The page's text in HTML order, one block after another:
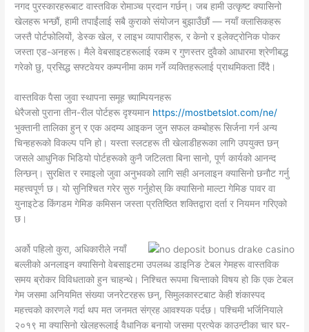
नगद पुरस्कारहरूबाट वास्तविक रोमाञ्च प्रदान गर्छन्। जब हामी उत्कृष्ट क्यासिनो
खेलहरू भन्छौं, हामी तपाईंलाई सबै कुराको संयोजन बुझाउँछौं — नयाँ क्लासिकहरू
जस्तै पोर्टफोलियों, डेस्क खेल, र लाइभ व्यापारीहरू, र केनो र इलेक्ट्रोनिक पोकर
जस्ता एड-अनहरू। मैले वेबसाइटहरूलाई रकम र गुणस्तर दुवैको आधारमा श्रेणीबद्ध
गरेको छु, प्रसिद्ध सफ्टवेयर कम्पनीमा काम गर्ने व्यक्तिहरूलाई प्राथमिकता दिँदै।
वास्तविक पैसा जुवा स्थापना समूह च्याम्पियनहरू
धेरैजसो पुराना तीन-रील पोर्टहरू दृश्यमान https://mostbetslot.com/ne/
भुक्तानी तालिका हुन् र एक अदम्य आइकन जुन सफल कम्बोहरू सिर्जना गर्न अन्य
चिन्हहरूको विकल्प पनि हो। यस्ता स्लटहरू ती खेलाडीहरूका लागि उपयुक्त छन्
जसले आधुनिक भिडियो पोर्टहरूको कुनै जटिलता बिना सानो, पूर्ण कार्यको आनन्द
लिन्छन्। सुरक्षित र रमाइलो जुवा अनुभवको लागि सही अनलाइन क्यासिनो छनौट गर्नु
महत्त्वपूर्ण छ। यो सुनिश्चित गरेर सुरु गर्नुहोस् कि क्यासिनो माल्टा गेमिङ पावर वा
युनाइटेड किंगडम गेमिङ कमिसन जस्ता प्रतिष्ठित शक्तिद्वारा दर्ता र नियमन गरिएको
छ।
अर्को पहिलो कुरा, अधिकारीले नयाँ
बल्लीको अनलाइन क्यासिनो वेबसाइटमा उपलब्ध डाइनिङ टेबल गेमहरू वास्तविक
समय ब्रोकर विविधताको हुन चाहन्थे। निश्चित रूपमा चिन्ताको विषय हो कि एक टेबल
गेम जसमा अनियमित संख्या जनरेटरहरू छन्, सिमुलकास्टबाट केही शंकास्पद
महत्त्वको कारणले गर्दा थप मत जनमत संग्रह आवश्यक पर्दछ। पश्चिमी भर्जिनियाले
२०१९ मा क्यासिनो खेलहरूलाई वैधानिक बनायो जसमा प्रत्येक काउन्टीका चार घर-